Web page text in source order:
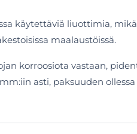
käytettäviä liuottimia,
maalaustöissä.
korroosiota vastaan,
asti, paksuuden